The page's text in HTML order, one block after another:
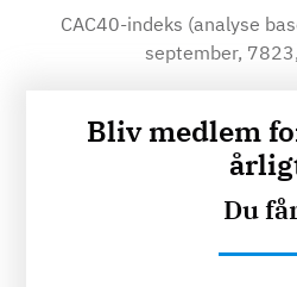
CAC40-indeks (analyse
september,
Bliv medlem
Du